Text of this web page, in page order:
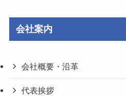
会社案内
会社概要・沿革
代表挨拶